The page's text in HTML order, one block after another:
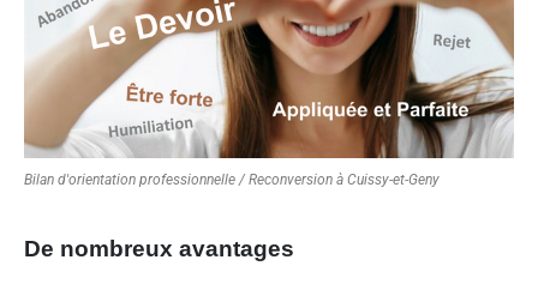
Bilan d'orientation professionnelle / Reconversion à Cuissy-et-Geny
De nombreux avantages